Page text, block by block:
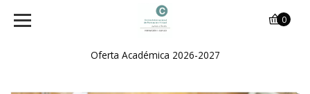
Oferta Académica 2026-2027
0